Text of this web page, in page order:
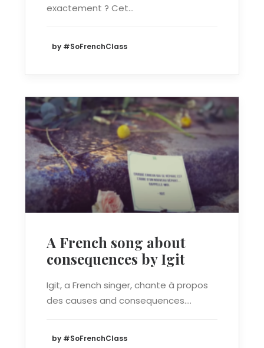
exactement ? Cet…
by #SoFrenchClass
A French song about
consequences by Igit
Igit, a French singer, chante à propos
des causes and consequences.…
by #SoFrenchClass